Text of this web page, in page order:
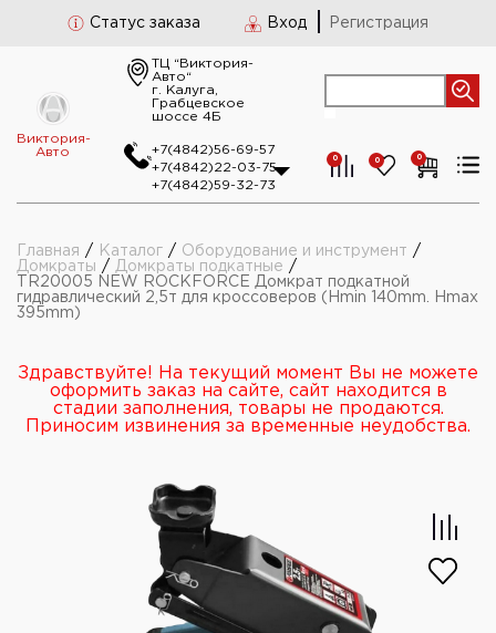
Статус заказа Вход Регистрация
Виктория-
Авто
ТЦ “Виктория-
Авто“
г. Калуга,
Грабцевское
шоссе 4Б
+7(4842)56-69-57
+7(4842)22-03-75
+7(4842)59-32-73
0 0 0
Главная / Каталог / Оборудование и инструмент /
Домкраты / Домкраты подкатные /
TR20005 NEW ROCKFORCE Домкрат подкатной
гидравлический 2,5т для кроссоверов (Hmin 140mm. Hmax
395mm)
Здравствуйте! На текущий момент Вы не можете
оформить заказ на сайте, сайт находится в
стадии заполнения, товары не продаются.
Приносим извинения за временные неудобства.